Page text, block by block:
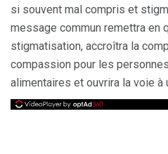
si souvent mal compris et
message commun remettra en
stigmatisation, accroîtra la
compassion pour les
alimentaires et ouvrira la voie à